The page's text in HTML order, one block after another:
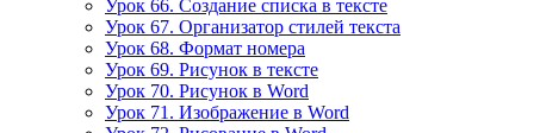
Урок 66. Создание списка в тексте
Урок 67. Организатор стилей текста
Урок 68. Формат номера
Урок 69. Рисунок в тексте
Урок 70. Рисунок в Word
Урок 71. Изображение в Word